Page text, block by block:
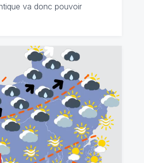
va donc pouvoir